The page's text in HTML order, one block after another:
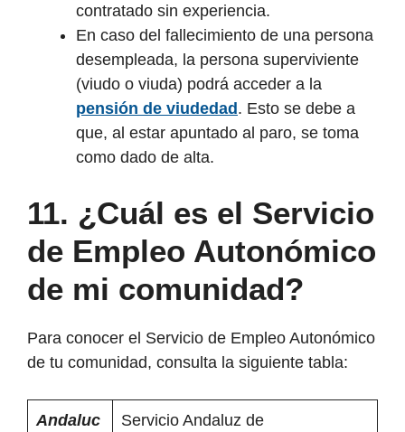
contratado sin experiencia.
En caso del fallecimiento de una persona
desempleada, la persona superviviente
(viudo o viuda) podrá acceder a la
pensión de viudedad . Esto se debe a
que, al estar apuntado al paro, se toma
como dado de alta.
11. ¿Cuál es el Servicio
de Empleo Autonómico
de mi comunidad?
Para conocer el Servicio de Empleo Autonómico
de tu comunidad, consulta la siguiente tabla:
Andaluc
Servicio Andaluz de